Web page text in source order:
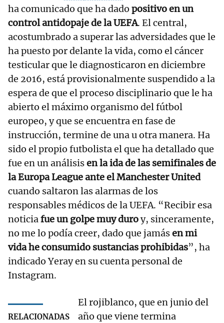
ha comunicado que ha dado positivo en un
control antidopaje de la UEFA. El central,
acostumbrado a superar las adversidades que le
ha puesto por delante la vida, como el cáncer
testicular que le diagnosticaron en diciembre
de 2016, está provisionalmente suspendido a la
espera de que el proceso disciplinario que le ha
abierto el máximo organismo del fútbol
europeo, y que se encuentra en fase de
instrucción, termine de una u otra manera. Ha
sido el propio futbolista el que ha detallado que
fue en un análisisen la ida de las semifinales de
la Europa League ante el Manchester United
cuando saltaron las alarmas de los
responsables médicos de la UEFA. “Recibir esa
noticiafue un golpe muy duroy, sinceramente,
no me lo podía creer, dado que jamásen mi
vida he consumido sustancias prohibidas”, ha
indicado Yeray en su cuenta personal de
Instagram.
RELACIONADAS
El rojiblanco, que en junio del
año que viene termina